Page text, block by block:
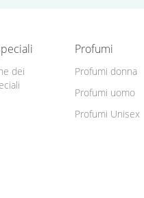
dei
Profumi
Profumi donna
Profumi uomo
Profumi Unisex